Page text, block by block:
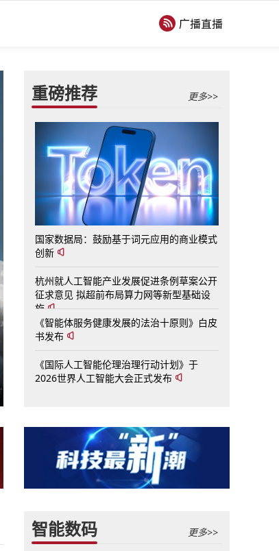
未来五年充电设施全面升级 现存充电桩相关企
重磅推荐 更多>>
国家数据局：鼓励基于词元应用的商业模式
创新
杭州就人工智能产业发展促进条例草案公开
征求意见 拟超前布局算力网等新型基础设
施
《智能体服务健康发展的法治十原则》白皮
书发布
《国际人工智能伦理治理行动计划》于
2026世界人工智能大会正式发布
智能数码 更多>>